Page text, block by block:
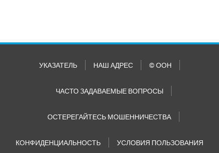
УКАЗАТЕЛЬ НАШ АДРЕС © ООН
ЧАСТО ЗАДАВАЕМЫЕ ВОПРОСЫ
ОСТЕРЕГАЙТЕСЬ МОШЕННИЧЕСТВА
КОНФИДЕНЦИАЛЬНОСТЬ УСЛОВИЯ ПОЛЬЗОВАНИЯ